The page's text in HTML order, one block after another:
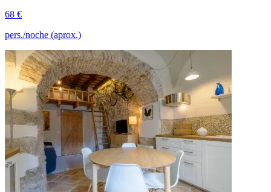
68 €
pers./noche (aprox.)